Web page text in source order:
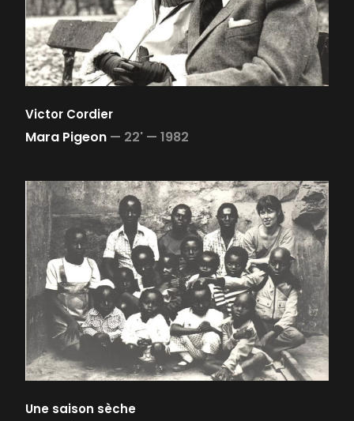
Victor Cordier
Mara Pigeon — 22' — 1982
Une saison sèche